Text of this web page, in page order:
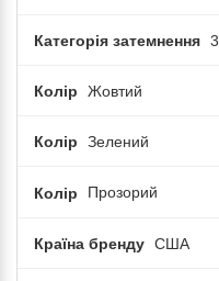
Категорія затемнення 3
Колір Жовтий
Колір Зелений
Колір Прозорий
Країна бренду США